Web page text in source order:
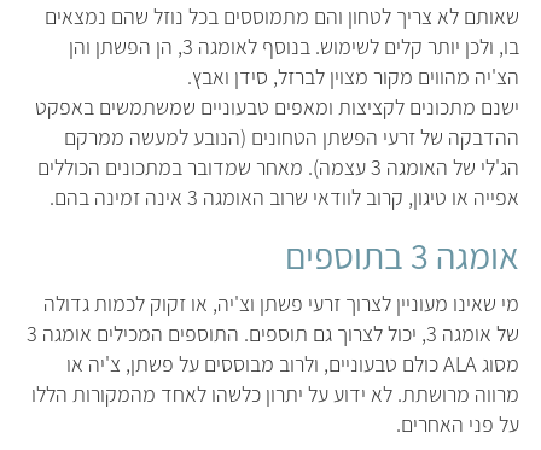
שאותם לא צריך לטחון והם מתמוססים בכל נוזל שהם נמצאים
בו, ולכן יותר קלים לשימוש. בנוסף לאומגה 3, הן הפשתן והן
הצ'יה מהווים מקור מצוין לברזל, סידן ואבץ.
ישנם מתכונים לקציצות ומאפים טבעוניים שמשתמשים באפקט
ההדבקה של זרעי הפשתן הטחונים (הנובע למעשה ממרקם
הג'לי של האומגה 3 עצמה). מאחר שמדובר במתכונים הכוללים
אפייה או טיגון, קרוב לוודאי שרוב האומגה 3 אינה זמינה בהם.
אומגה 3 בתוספים
מי שאינו מעוניין לצרוך זרעי פשתן וצ'יה, או זקוק לכמות גדולה
של אומגה 3, יכול לצרוך גם תוספים. התוספים המכילים אומגה 3
מסוג ALA כולם טבעוניים, ולרוב מבוססים על פשתן, צ'יה או
מרווה מרושתת. לא ידוע על יתרון כלשהו לאחד מהמקורות הללו
על פני האחרים.